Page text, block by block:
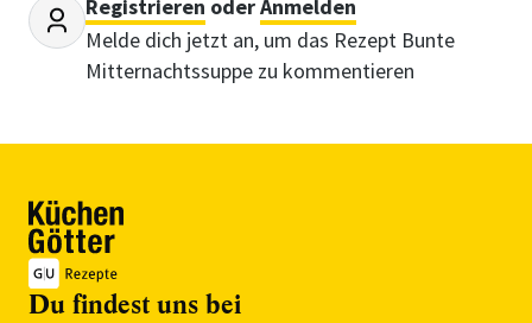
Registrieren oderAnmelden
Melde dich jetzt an, um das Rezept Bunte
Mitternachtssuppe zu kommentieren
Du findest uns bei